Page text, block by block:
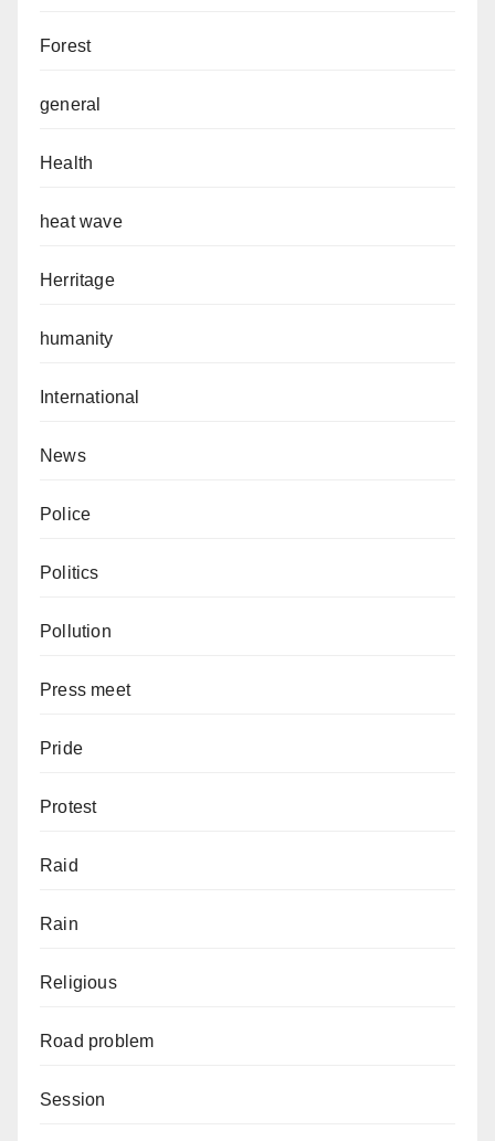
Forest
general
Health
heat wave
Herritage
humanity
International
News
Police
Politics
Pollution
Press meet
Pride
Protest
Raid
Rain
Religious
Road problem
Session